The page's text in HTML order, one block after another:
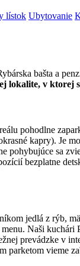
lístok Ubytovanie
bašta a
lokalite, v ktorej
pohodlne
kapry). Je
pohybujúce sa
bezplatne
jedlá z rýb,
Naši kuchári
prevádzke v
parketom vieme